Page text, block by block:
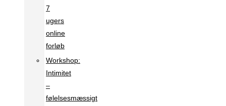
7
ugers
online
forløb
Workshop:
Intimitet
–
følelsesmæssigt